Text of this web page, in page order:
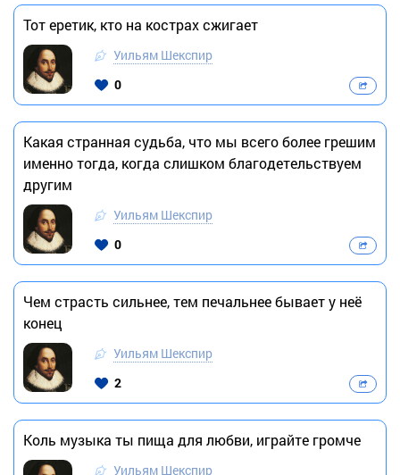
Тот еретик, кто на кострах сжигает
Уильям Шекспир
0
Какая странная судьба, что мы всего более грешим
именно тогда, когда слишком благодетельствуем
другим
Уильям Шекспир
0
Чем страсть сильнее, тем печальнее бывает у неё
конец
Уильям Шекспир
2
Коль музыка ты пища для любви, играйте громче
Уильям Шекспир